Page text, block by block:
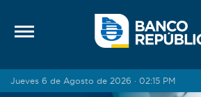
Jueves 6 de Agosto de 2026 · 02:15 PM